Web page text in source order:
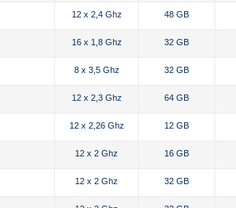
12 x 2,4 Ghz 48 GB
16 x 1,8 Ghz 32 GB
8 x 3,5 Ghz 32 GB
12 x 2,3 Ghz 64 GB
12 x 2,26 Ghz 12 GB
12 x 2 Ghz 16 GB
12 x 2 Ghz 32 GB